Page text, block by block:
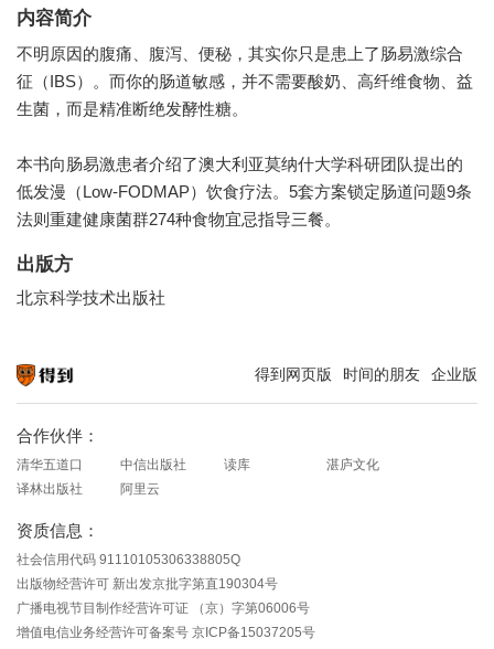
内容简介
不明原因的腹痛、腹泻、便秘，其实你只是患上了肠易激综合
征（IBS）。而你的肠道敏感，并不需要酸奶、高纤维食物、益
生菌，而是精准断绝发酵性糖。
本书向肠易激患者介绍了澳大利亚莫纳什大学科研团队提出的
低发漫（Low-FODMAP）饮食疗法。5套方案锁定肠道问题9条
法则重建健康菌群274种食物宜忌指导三餐。
出版方
北京科学技术出版社
得到网页版 时间的朋友 企业版
合作伙伴：
清华五道口 中信出版社 读库
湛庐文化
译林出版社
阿里云
资质信息：
社会信用代码 91110105306338805Q
出版物经营许可 新出发京批字第直190304号
广播电视节目制作经营许可证 （京）字第06006号
增值电信业务经营许可备案号 京ICP备15037205号